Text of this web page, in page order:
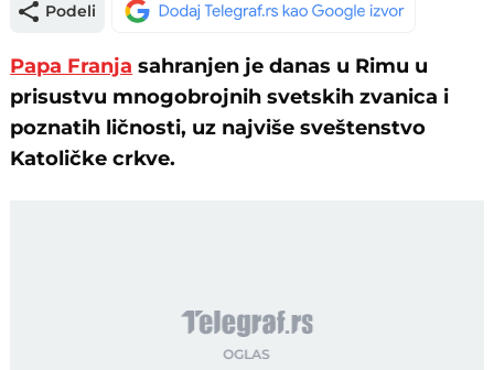
Podeli
Papa Franja sahranjen je danas u Rimu u
prisustvu mnogobrojnih svetskih zvanica i
poznatih ličnosti, uz najviše sveštenstvo
Katoličke crkve.